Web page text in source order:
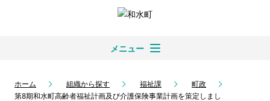
メニュー
ホーム 組織から探す 福祉課
町政
第8期和水町高齢者福祉計画及び介護保険事業計画を策定しまし